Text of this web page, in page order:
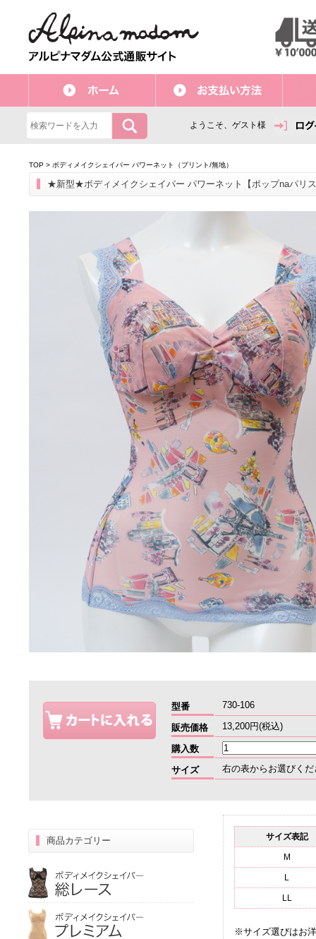
ようこそ、ゲスト様
商品カテゴリー
TOP > ボディメイクシェイパー パワーネット（プリント/無地）
★新型★ボディメイクシェイパー パワーネット【ポップnaパリ
型番 730-106
販売価格 13,200円(税込)
購入数
サイズ
右の表からお選びくだ
サイズ表記
M
L
LL
※サイズ選びはお